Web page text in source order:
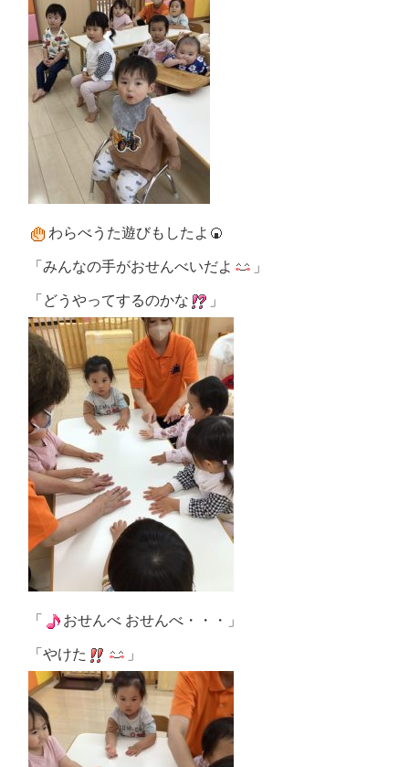
わらべうた遊びもしたよ🍘
「みんなの手がおせんべいだよ 」
「どうやってするのかな 」
「 おせんべ おせんべ・・・」
「やけた 」